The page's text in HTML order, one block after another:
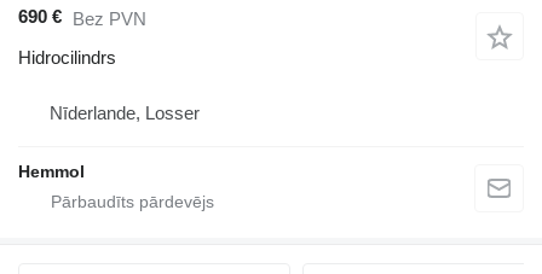
690 € Bez PVN
Hidrocilindrs
Nīderlande, Losser
Hemmol